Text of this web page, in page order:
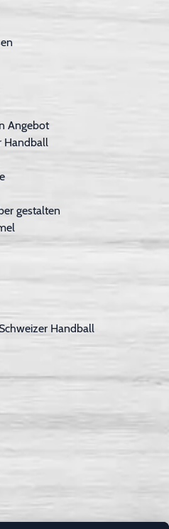
Angebot
Handball
gestalten
Handball